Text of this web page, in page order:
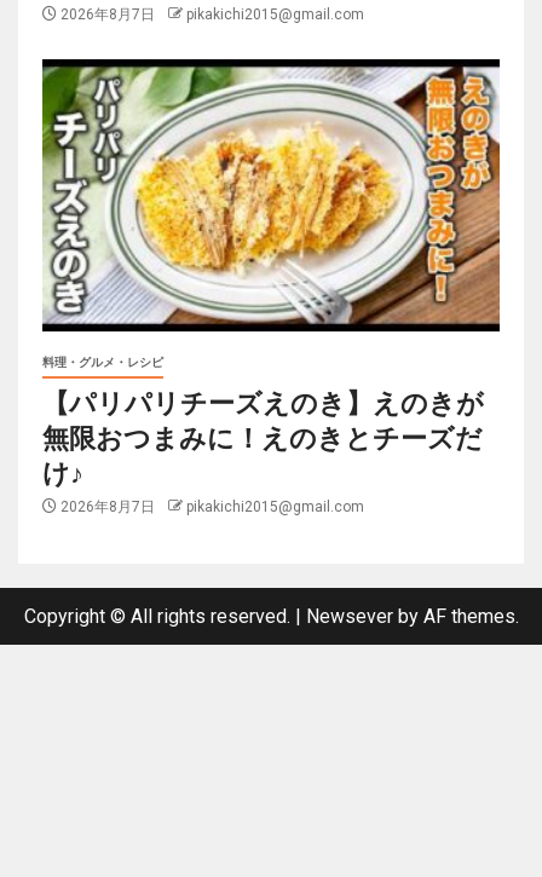
2026年8月7日 pikakichi2015@gmail.com
料理・グルメ・レシピ
【パリパリチーズえのき】えのきが
無限おつまみに！えのきとチーズだ
け♪
2026年8月7日 pikakichi2015@gmail.com
Copyright © All rights reserved. | Newseverby AF themes.